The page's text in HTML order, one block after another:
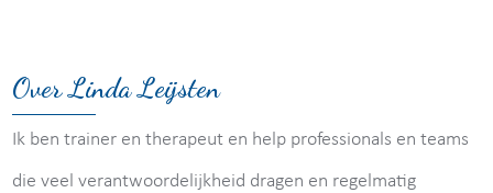
Over Linda Leijsten
Ik ben trainer en therapeut en help professionals en teams
die veel verantwoordelijkheid dragen en regelmatig